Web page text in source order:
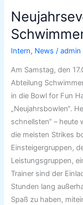
Intern, News /admin
Am Samstag, den
Abteilung
in die Bowl for Fun
„Neujahrsbowlen“.
schnellsten“ – heute
die meisten Strikes
Einsteigergruppen,
Leistungsgruppen,
Trainer sind der
Stunden lang
Spaß zu haben,
der
Abteilung
Schwimmen